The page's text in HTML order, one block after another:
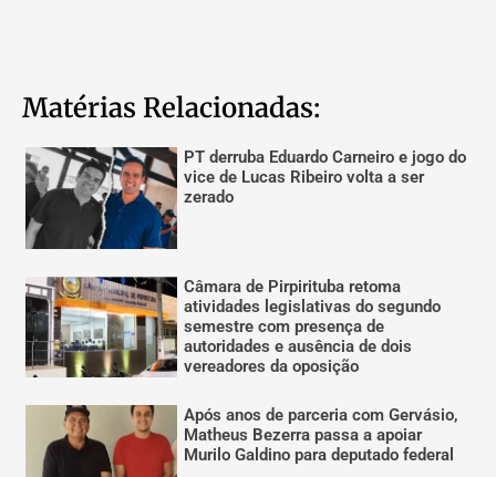
Matérias Relacionadas:
PT derruba Eduardo Carneiro e jogo do
vice de Lucas Ribeiro volta a ser
zerado
Câmara de Pirpirituba retoma
atividades legislativas do segundo
semestre com presença de
autoridades e ausência de dois
vereadores da oposição
Após anos de parceria com Gervásio,
Matheus Bezerra passa a apoiar
Murilo Galdino para deputado federal